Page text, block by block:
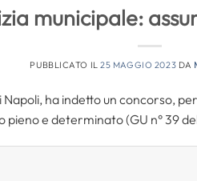
municipale:
PUBBLICATO IL25 MAGGIO 2023 DA
Napoli, ha indetto un concorso,
pieno e determinato (GU n° 39